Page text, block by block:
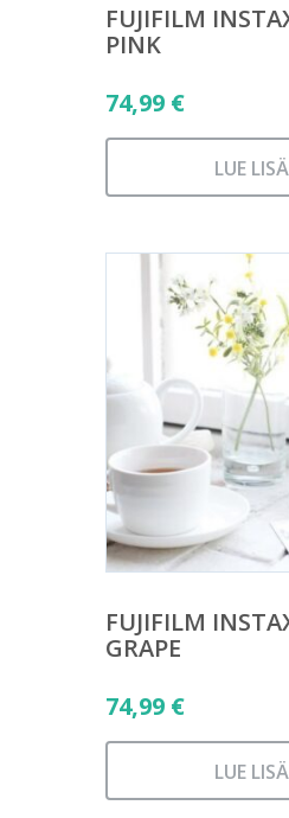
FUJIFILM
PINK
74,99 €
LUE
FUJIFILM
GRAPE
74,99 €
LUE